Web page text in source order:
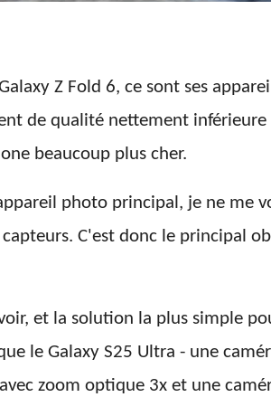
Z Fold 6, ce sont ses
de qualité nettement
beaucoup plus cher.
photo principal, je ne me
C'est donc le principal
et la solution la plus simple
le Galaxy S25 Ultra - une
zoom optique 3x et une